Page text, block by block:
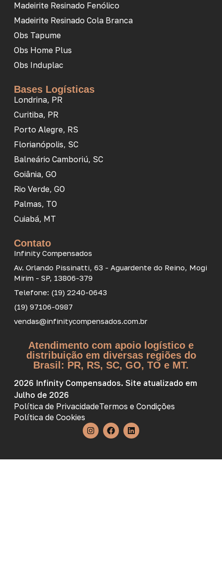
Madeirite Resinado Fenólico
Madeirite Resinado Cola Branca
Obs Tapume
Obs Home Plus
Obs Induplac
Bases Logísticas
Londrina, PR
Curitiba, PR
Porto Alegre, RS
Florianópolis, SC
Balneário Camboriú, SC
Goiânia, GO
Rio Verde, GO
Palmas, TO
Cuiabá, MT
Contato
Infinity Compensados
Av. Orlando Pissinatti, 63 - Aguardente do Reino, Mogi
Mirim - SP, 13806-379
Telefone: (19) 2240-0643
(19) 97106-0987
vendas@infinitycompensados.com.br
Atendimento com apoio logístico e
distribuição em diversas regiões do
Brasil: PR, RS, SC, GO, TO e MT.
2026 Infinity Compensados. Site atualizado em
Julho de 2026
Política de PrivacidadeTermos e Condições
Política de Cookies